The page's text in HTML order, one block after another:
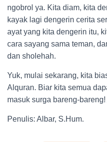
ngobrol ya. Kita diam, kita
kayak lagi dengerin cerita
ayat yang kita dengerin itu,
cara sayang sama teman,
dan sholehah.
Yuk, mulai sekarang, kita
Alquran. Biar kita semua
masuk surga bareng-
Penulis: Albar, S.Hum.